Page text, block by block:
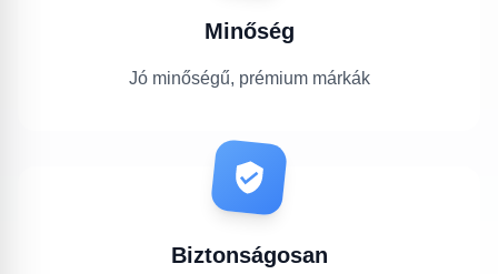
Minőség
Jó minőségű, prémium márkák
Biztonságosan